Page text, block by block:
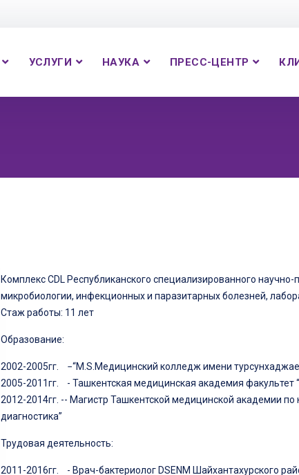
УСЛУГИ НАУКА ПРЕСС-ЦЕНТР
Комплекс CDL Республиканского специализированного
микробиологии, инфекционных и паразитарных болезней,
Стаж работы: 11 лет
Образование:
2002-2005гг. −“М.S.Медицинский колледж имени
2005-2011гг. - Ташкентская медицинская академия факультет
2012-2014гг. -- Магистр Ташкентской медицинской академии
диагностика”
Трудовая деятельность:
2011-2016гг. - Врач-бактериолог DSENM Шайхантахурского